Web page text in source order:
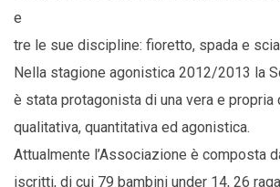
e
tre le sue discipline: fioretto, spada e
Nella stagione agonistica 2012/2013 la
è stata protagonista di una vera e propria
qualitativa, quantitativa ed agonistica.
Attualmente l’Associazione è composta
iscritti, di cui 79 bambini under 14, 26